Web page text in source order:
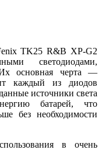
TK25 R&B XP-G2
светодиодами,
основная черта —
каждый из диодов
источники света
батарей, что
без необходимости
в очень